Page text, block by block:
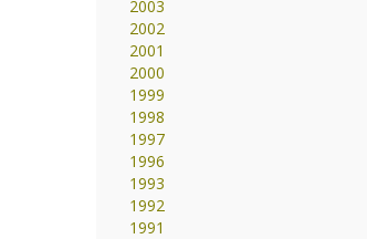
2003
2002
2001
2000
1999
1998
1997
1996
1993
1992
1991